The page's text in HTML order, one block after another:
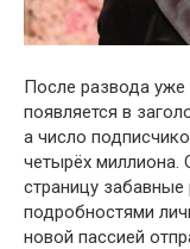
После развода
появляется в
а число
четырёх миллиона.
страницу
подробностями
новой пассией